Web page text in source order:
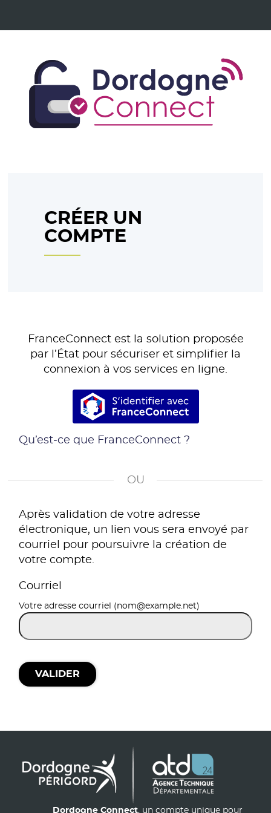
CRÉER UN
COMPTE
FranceConnect est la solution proposée
par l’État pour sécuriser et simplifier la
connexion à vos services en ligne.
S’identifier avec
Qu’est-ce que FranceConnect ?
Après validation de votre adresse
électronique, un lien vous sera envoyé par
courriel pour poursuivre la création de
votre compte.
Courriel
Votre adresse courriel (nom@example.net)
VALIDER
Dordogne Connect, un compte unique pour